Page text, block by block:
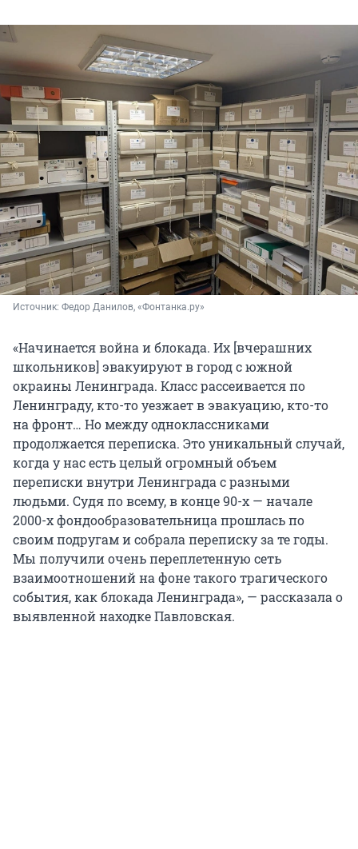
Источник: Федор Данилов, «Фонтанка.ру»
«Начинается война и блокада. Их [вчерашних
школьников] эвакуируют в город с южной
окраины Ленинграда. Класс рассеивается по
Ленинграду, кто-то уезжает в эвакуацию, кто-то
на фронт… Но между одноклассниками
продолжается переписка. Это уникальный случай,
когда у нас есть целый огромный объем
переписки внутри Ленинграда с разными
людьми. Судя по всему, в конце 90-х — начале
2000-х фондообразовательница прошлась по
своим подругам и собрала переписку за те годы.
Мы получили очень переплетенную сеть
взаимоотношений на фоне такого трагического
события, как блокада Ленинграда», — рассказала о
выявленной находке Павловская.